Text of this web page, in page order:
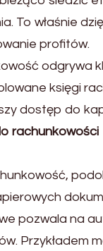
To właśnie
profitów.
odgrywa
księgi
dostęp do
rachunkowości
pozwala na
Przykładem